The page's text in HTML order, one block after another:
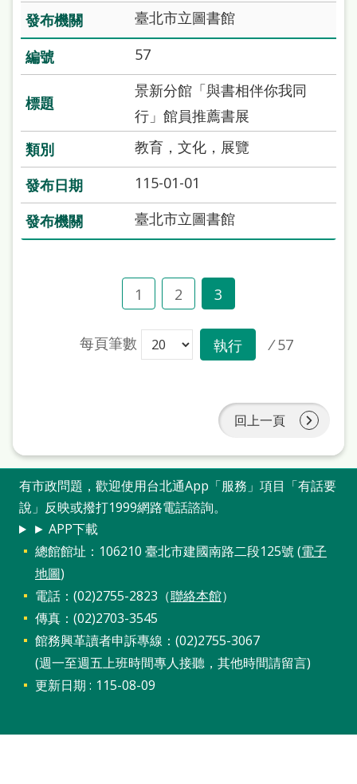
臺北市立圖書館
57
景新分館「與書相伴你我同
行」館員推薦書展
教育，文化，展覽
115-01-01
臺北市立圖書館
1 2 3
每頁筆數 執行 / 57
回上一頁
有市政問題，歡迎使用台北通App「服務」項目「有話要
說」反映或撥打1999網路電話諮詢。
► APP下載
總館館址：106210 臺北市建國南路二段125號 (電子
地圖)
電話：(02)2755-2823（聯絡本館）
傳真：(02)2703-3545
館務興革讀者申訴專線：(02)2755-3067
(週一至週五上班時間專人接聽，其他時間請留言)
更新日期
115-08-09